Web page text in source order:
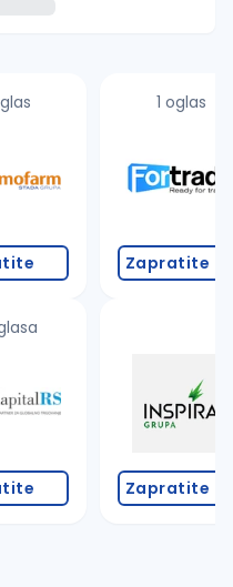
(koristite č, ć, š, đ,
grad
pretrage
1 oglas
Zapratite
Zapratite